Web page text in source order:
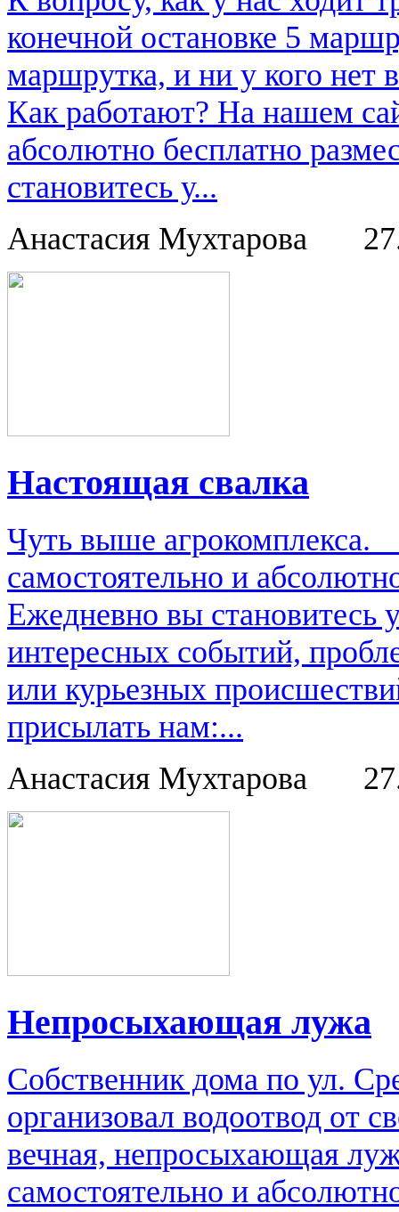
конечной остановке 5
маршрутка, и ни у кого нет
Как работают? На нашем
абсолютно бесплатно
становитесь у...
Анастасия Мухтарова
Настоящая свалка
Чуть выше
самостоятельно и
Ежедневно вы становитесь
интересных событий,
или курьезных
присылать нам:...
Анастасия Мухтарова
Непросыхающая лужа
Собственник дома по ул.
организовал водоотвод от
вечная, непросыхающая
самостоятельно и